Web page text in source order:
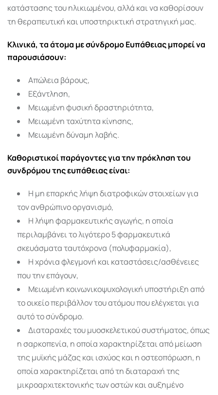
κατάστασης του ηλικιωμένου, αλλά και να καθορίσουν
τη θεραπευτική και υποστηρικτική στρατηγική μας.
Κλινικά, τα άτομα με σύνδρομο Ευπάθειας μπορεί να
παρουσιάσουν:
Απώλεια βάρους,
Εξάντληση,
Μειωμένη φυσική δραστηριότητα,
Μειωμένη ταχύτητα κίνησης,
Μειωμένη δύναμη λαβής.
Καθοριστικοί παράγοντες για την πρόκληση του
συνδρόμου της ευπάθειας είναι:
Η μη επαρκής λήψη διατροφικών στοιχείων για
τον ανθρώπινο οργανισμό,
Η λήψη φαρμακευτικής αγωγής, η οποία
περιλαμβάνει το λιγότερο 5 φαρμακευτικά
σκευάσματα ταυτόχρονα (πολυφαρμακία),
H χρόνια φλεγμονή και καταστάσεις/ασθένειες
που την επάγουν,
Μειωμένη κοινωνικοψυχολογική υποστήριξη από
το οικείο περιβάλλον του ατόμου που ελέγχεται για
αυτό το σύνδρομο.
Διαταραχές του μυοσκελετικού συστήματος, όπως
η σαρκοπενία, η οποία χαρακτηρίζεται από μείωση
της μυϊκής μάζας και ισχύος και η οστεοπόρωση, η
οποία χαρακτηρίζεται από τη διαταραχή της
μικροαρχιτεκτονικής των οστών και αυξημένο